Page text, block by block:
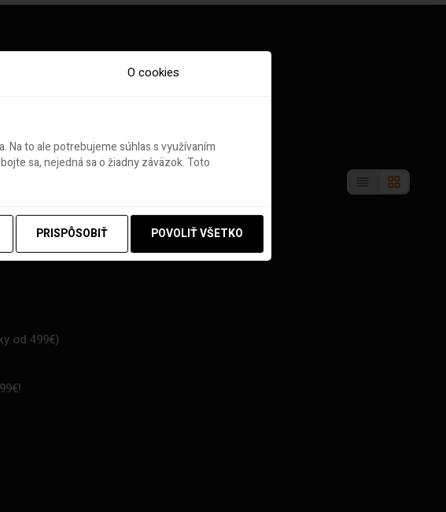
od 499€)
O cookies
Na to ale potrebujeme súhlas s využívaním
sa, nejedná sa o žiadny záväzok. Toto
PRISPÔSOBIŤ POVOLIŤ VŠETKO